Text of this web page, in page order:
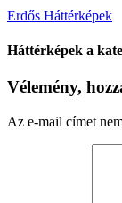
Erdős Háttérképek
Háttérképek a
Vélemény,
Az e-mail címet